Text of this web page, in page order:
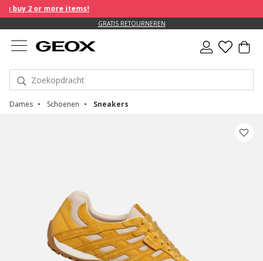
buy 2 or more items!
GRATIS RETOURNEREN
Dames Schoenen Sneakers